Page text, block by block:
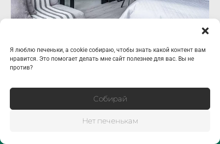
Я люблю печеньки, а cookie собираю, чтобы знать какой контент вам
нравится. Это помогает делать мне сайт полезнее для вас. Вы не
против?
Собирай
Нет печенькам
Квартира для молодого человека